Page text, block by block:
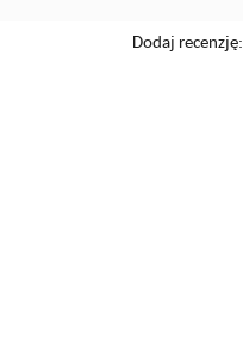
Dodaj recenzję: